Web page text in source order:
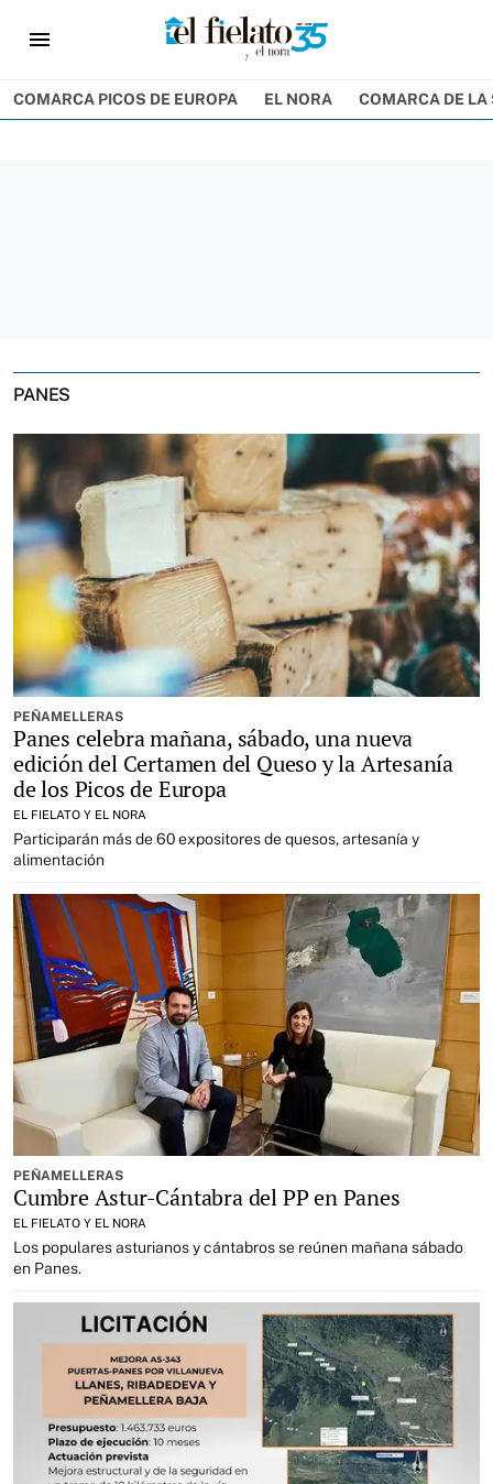
menu
COMARCA PICOS DE EUROPA EL NORA COMARCA DE LA
PANES
PEÑAMELLERAS
Panes celebra mañana, sábado, una nueva
edición del Certamen del Queso y la Artesanía
de los Picos de Europa
EL FIELATO Y EL NORA
Participarán más de 60 expositores de quesos, artesanía y
alimentación
PEÑAMELLERAS
Cumbre Astur-Cántabra del PP en Panes
EL FIELATO Y EL NORA
Los populares asturianos y cántabros se reúnen mañana sábado
en Panes.